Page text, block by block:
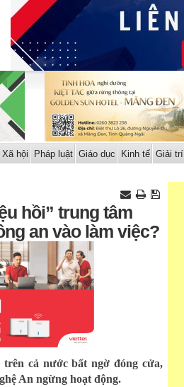
Xã hội Pháp luật Giáo dục Kinh tế Giải trí
hồi” trung tâm
an vào làm việc?
cả nước bất ngờ đóng cửa,
An ngừng hoạt động.